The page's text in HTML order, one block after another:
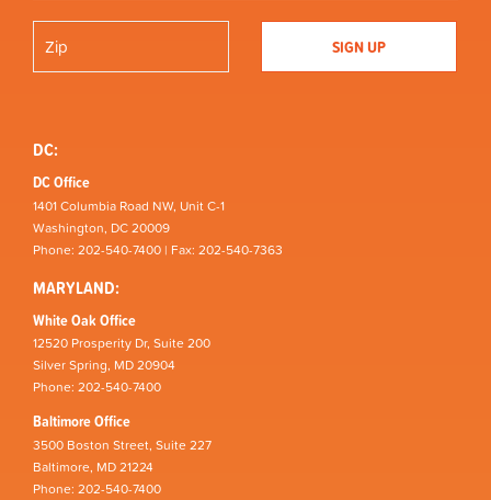
DC:
DC Office
1401 Columbia Road NW, Unit C-1
Washington, DC 20009
Phone: 202-540-7400 | Fax: 202-540-7363
MARYLAND:
White Oak Office
12520 Prosperity Dr, Suite 200
Silver Spring, MD 20904
Phone: 202-540-7400
Baltimore Office
3500 Boston Street, Suite 227
Baltimore, MD 21224
Phone: 202-540-7400